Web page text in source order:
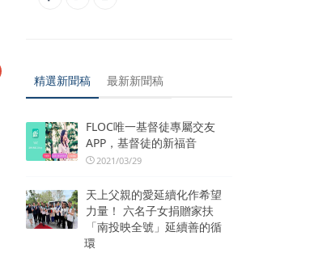
精選新聞稿 最新新聞稿
FLOC唯一基督徒專屬交友
APP，基督徒的新福音
2021/03/29
天上父親的愛延續化作希望
力量！ 六名子女捐贈家扶
「南投映全號」延續善的循
環